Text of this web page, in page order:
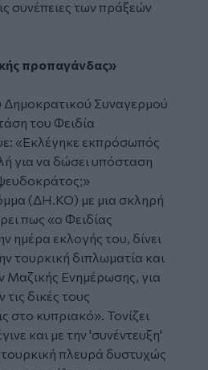
συνέπειες των πράξεών
προπαγάνδας»
Συναγερμού
του Φειδία
«Εκλέγηκε εκπρόσωπός
για να δώσει υπόσταση
(ΔΗ.ΚΟ) με μια σκληρή
πως «ο Φειδίας
ημέρα εκλογής του, δίνει
τουρκική διπλωματία και
Μαζικής Ενημέρωσης, για
δικές τους
στο κυπριακό». Τονίζει
και με την 'συνέντευξη'
πλευρά δυστυχώς